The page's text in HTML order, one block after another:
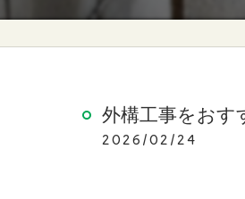
外構工事をおす
2026/02/24